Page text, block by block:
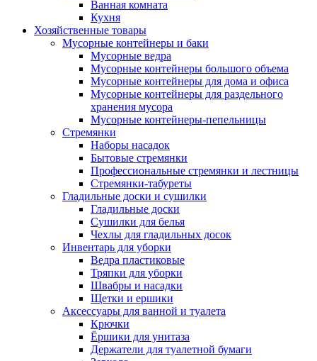
Ванная комната
Кухня
Хозяйственные товары
Мусорные контейнеры и баки
Мусорные ведра
Мусорные контейнеры большого объема
Мусорные контейнеры для дома и офиса
Мусорные контейнеры для раздельного
хранения мусора
Мусорные контейнеры-пепельницы
Стремянки
Наборы насадок
Бытовые стремянки
Профессиональные стремянки и лестницы
Стремянки-табуреты
Гладильные доски и сушилки
Гладильные доски
Сушилки для белья
Чехлы для гладильных досок
Инвентарь для уборки
Ведра пластиковые
Тряпки для уборки
Швабры и насадки
Щетки и ершики
Аксессуары для ванной и туалета
Крючки
Ёршики для унитаза
Держатели для туалетной бумаги